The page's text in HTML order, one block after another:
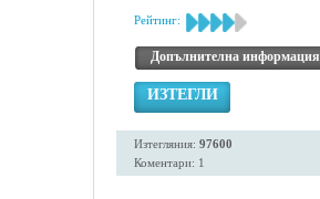
Рейтинг:
Допълнителна информация
ИЗТЕГЛИ
Изтегляния: 97600
Коментари: 1